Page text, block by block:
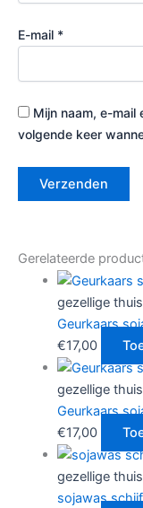
E-mail *
Mijn naam, e-
volgende keer
Gerelateerde
gezellige thuis
Geurkaars
€17,00
gezellige thuis
Geurkaars
€17,00
gezellige thuis
sojawas